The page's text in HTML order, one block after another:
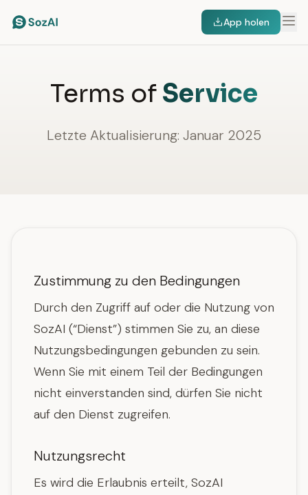
App holen
Terms of Service
Letzte Aktualisierung: Januar 2025
Zustimmung zu den Bedingungen
Durch den Zugriff auf oder die Nutzung von
SozAI (“Dienst”) stimmen Sie zu, an diese
Nutzungsbedingungen gebunden zu sein.
Wenn Sie mit einem Teil der Bedingungen
nicht einverstanden sind, dürfen Sie nicht
auf den Dienst zugreifen.
Nutzungsrecht
Es wird die Erlaubnis erteilt, SozAI